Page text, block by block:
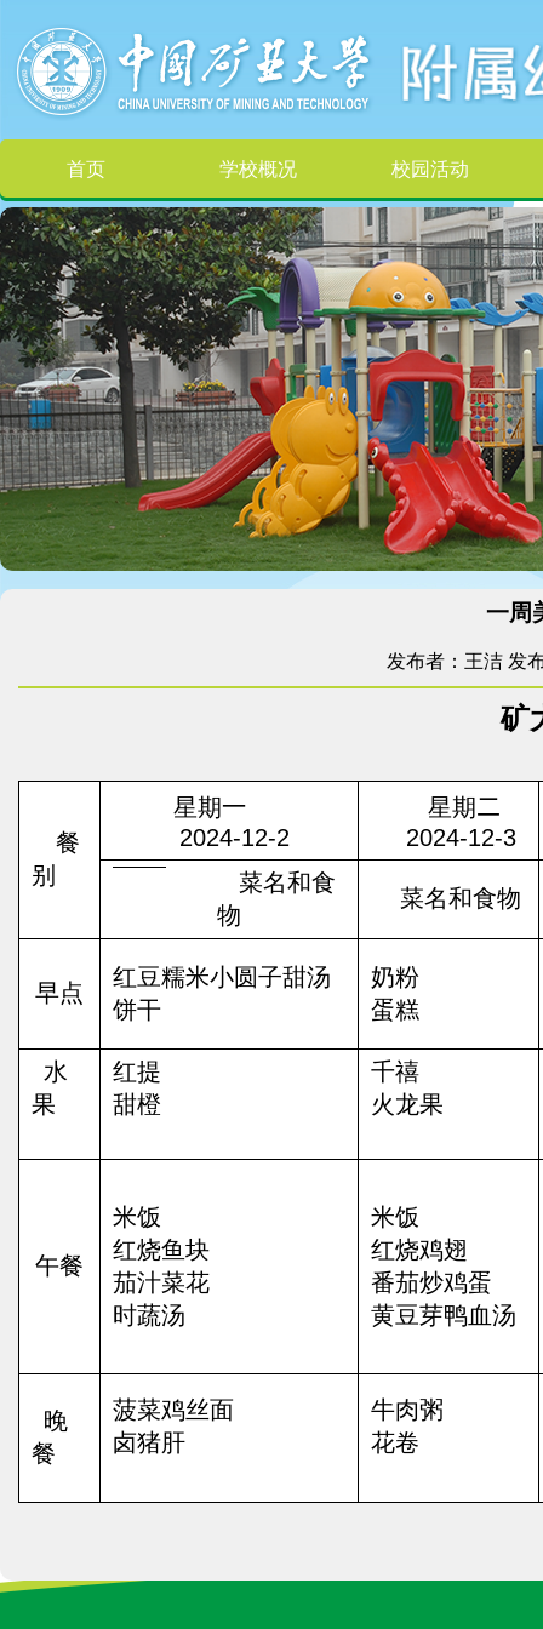
首页 学校概况 校园活动
一周
发布者：王洁 发
矿
餐
别
星期一
2024-12-2
星期二
2024-12-3
菜名和食
物
菜名和食物
早点
红豆糯米小圆子甜汤
饼干
奶粉
蛋糕
水
果
红提
甜橙
千禧
火龙果
午餐
米饭
红烧鱼块
茄汁菜花
时蔬汤
米饭
红烧鸡翅
番茄炒鸡蛋
黄豆芽鸭血汤
晚
餐
菠菜鸡丝面
卤猪肝
牛肉粥
花卷